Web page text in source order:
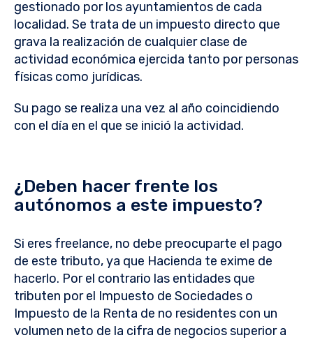
gestionado por los ayuntamientos de cada
localidad. Se trata de un impuesto directo que
grava la realización de cualquier clase de
actividad económica ejercida tanto por personas
físicas como jurídicas.
Su pago se realiza una vez al año coincidiendo
con el día en el que se inició la actividad.
¿Deben hacer frente los
autónomos a este impuesto?
Si eres freelance, no debe preocuparte el pago
de este tributo, ya que Hacienda te exime de
hacerlo. Por el contrario las entidades que
tributen por el Impuesto de Sociedades o
Impuesto de la Renta de no residentes con un
volumen neto de la cifra de negocios superior a